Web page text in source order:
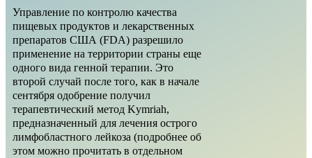
Управление по контролю качества
пищевых продуктов и лекарственных
препаратов США (FDA) разрешило
применение на территории страны еще
одного вида генной терапии. Это
второй случай после того, как в начале
сентября одобрение получил
терапевтический метод Kymriah,
предназначенный для лечения острого
лимфобластного лейкоза (подробнее об
этом можно прочитать в отдельном